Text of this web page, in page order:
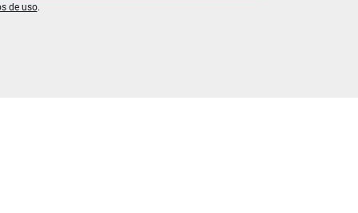
de uso.